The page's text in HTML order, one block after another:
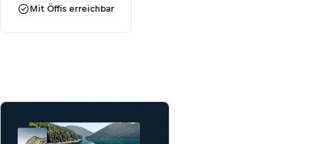
Mit Öffis erreichbar